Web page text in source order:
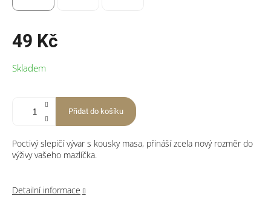
49 Kč
cena:
Skladem
Přidat do košíku
Poctivý slepičí vývar s kousky masa, přináší zcela nový rozměr do
výživy vašeho mazlíčka.
Detailní informace